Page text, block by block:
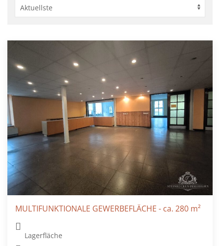
MULTIFUNKTIONALE GEWERBEFLÄCHE - ca. 280 m²
Lagerfläche